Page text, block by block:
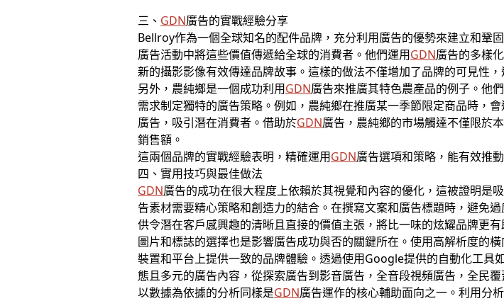
三、 GDN廣告的實戰經驗分享
Bellroy作為一個全球知名的配件品牌，充分利用廣告的優勢來建立和鞏
廣告活動中將這些價值傳遞給全球的消費者。他們運用GDN廣告的多樣
新的攝影影像有效傳達品牌故事。這樣的做法不僅增加了品牌的可見性
另外，農純鄉是一個成功利用GDN廣告來推廣其特色農產品的例子。他
需求制定獨特的廣告策略。例如，農純鄉在推廣某一季節限定商品時，
廣告，吸引潛在消費者。借助於GDN廣告，農純鄉的市場觸達不僅限於
銷售額。
這兩個品牌的實戰經驗表明，精確運用GDN廣告選項和策略，能有效推
四、實用技巧與最佳做法
GDN廣告的成功在很大程度上依賴於其視覺和內容的優化，這被證明是
告素材需要精心策略和創造力的結合。在撰寫文案和廣告標題時，避免
供令潛在客戶感興趣的清晰且直接的價值主張，將比一味的炫耀品牌更有
圖片和標誌的選擇也是影響廣告成功與否的關鍵所在。使用高解析度的
裝置和平台上提供一致的品牌體驗。透過使用Google提供的自動化工具
態且多元的廣告內容，從探索廣告到影音廣告，全音段視頻廣告，全民
以數據為依據的分析同樣是GDN廣告運作的核心輔助面向之一。利用分